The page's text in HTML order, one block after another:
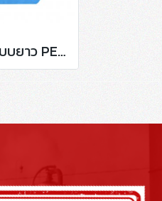
ถุงคลุมรองเท้าแบบยาว PE ( PE Boot Cover )